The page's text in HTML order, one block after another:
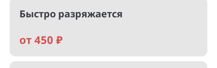
Быстро разряжается
от 450 ₽